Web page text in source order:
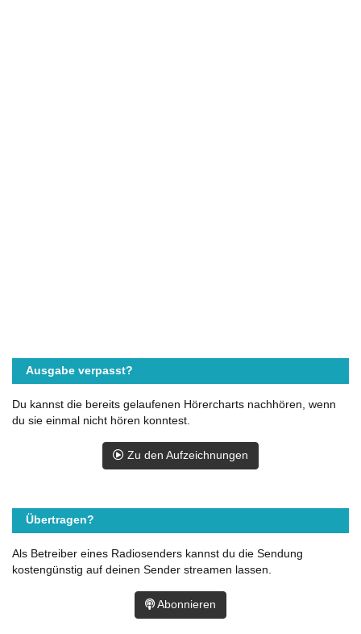
Ausgabe verpasst?
Du kannst die bereits gelaufenen Hörercharts nachhören, wenn
du sie einmal nicht hören konntest.
Zu den Aufzeichnungen
Übertragen?
Als Betreiber eines Radiosenders kannst du die Sendung
kostengünstig auf deinen Sender streamen lassen.
Abonnieren